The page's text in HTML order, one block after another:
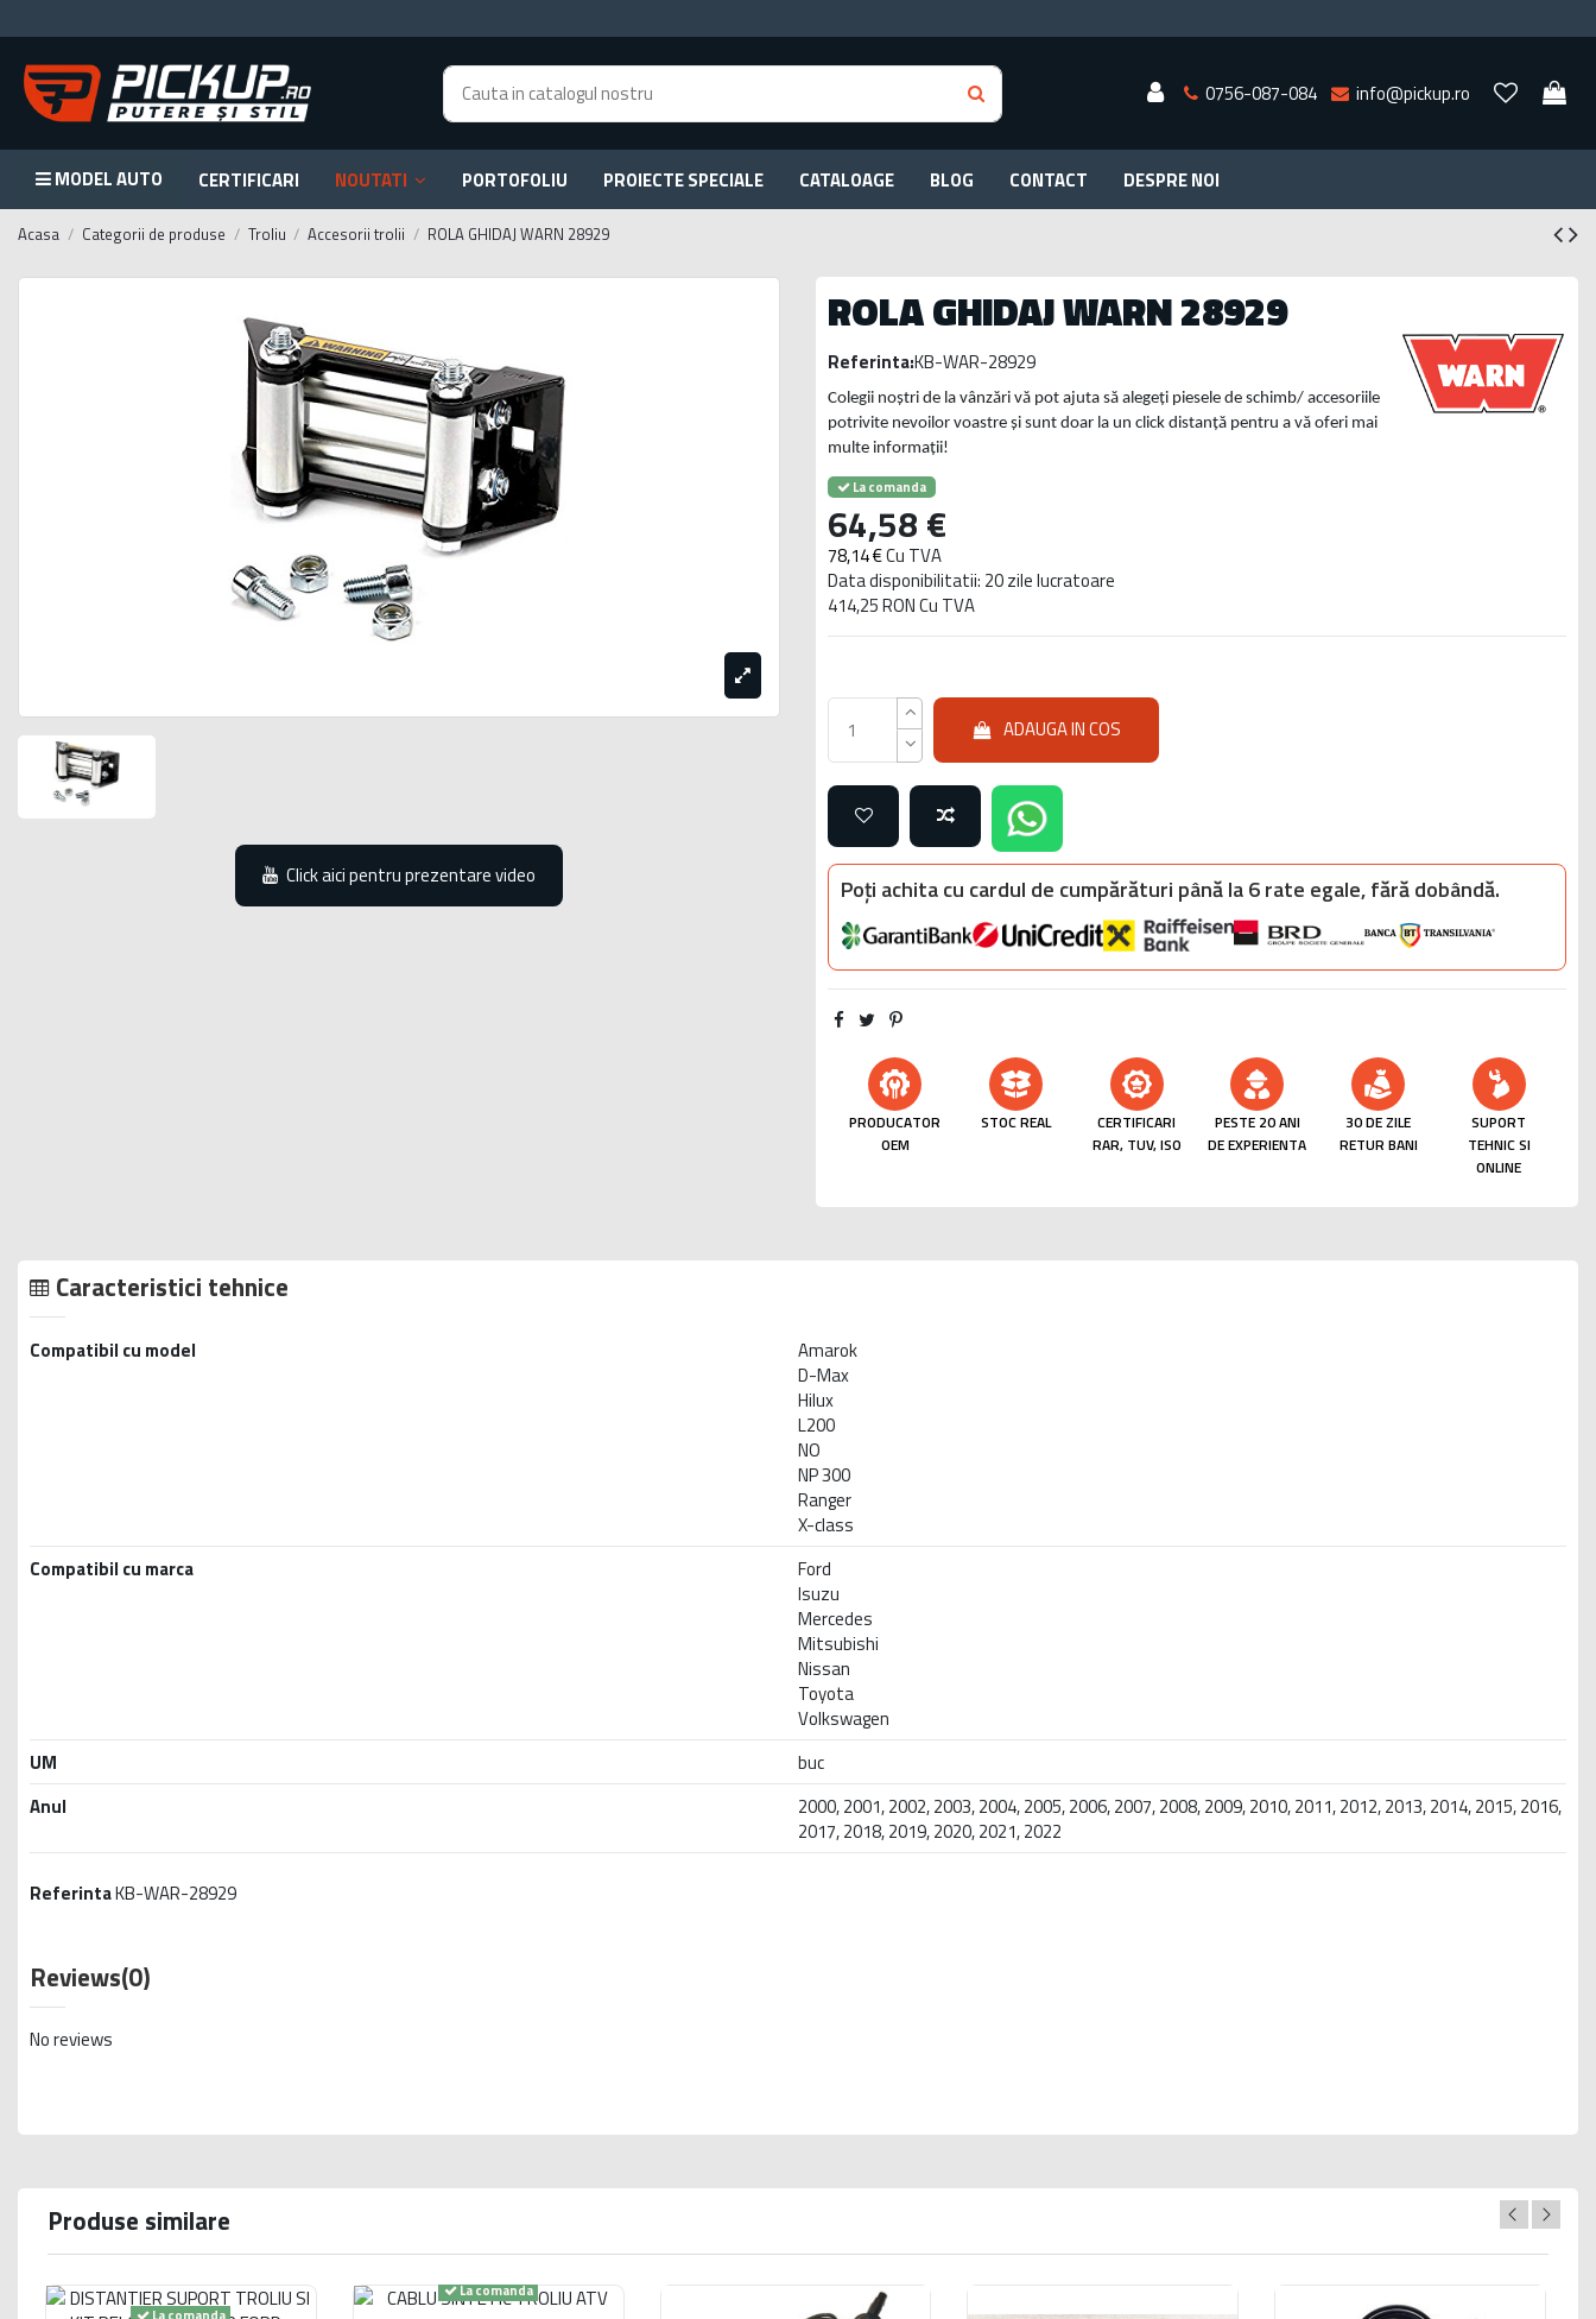
0756-087-084 info@pickup.ro
MODEL AUTO CERTIFICARI NOUTATI PORTOFOLIU PROIECTE SPECIALE CATALOAGE BLOG CONTACT DESPRE NOI
Acasa Categorii de produse Troliu Accesorii trolii ROLA GHIDAJ WARN 28929
Click aici pentru prezentare video
ROLA GHIDAJ WARN 28929
Referinta:KB-WAR-28929
Colegii noștri de la vânzări vă pot ajuta să alegeți piesele de schimb/ accesoriile
potrivite nevoilor voastre și sunt doar la un click distanță pentru a vă oferi mai
multe informații!
La comanda
64,58 €
78,14 €Cu TVA
Data disponibilitatii: 20 zile lucratoare
414,25 RON Cu TVA
ADAUGA IN COS
Poți achita cu cardul de cumpărături până la 6 rate egale, fără dobândă.
PRODUCATOR
OEM
STOC REAL
CERTIFICARI
RAR, TUV, ISO
PESTE 20 ANI
DE EXPERIENTA
30 DE ZILE
RETUR BANI
SUPORT
TEHNIC SI
ONLINE
Caracteristici tehnice
Compatibil cu model
Amarok
D-Max
Hilux
L200
NO
NP 300
Ranger
X-class
Compatibil cu marca
Ford
Isuzu
Mercedes
Mitsubishi
Nissan
Toyota
Volkswagen
UM
buc
Anul
2000, 2001, 2002, 2003, 2004, 2005, 2006, 2007, 2008, 2009, 2010, 2011, 2012, 2013, 2014, 2015, 2016,
2017, 2018, 2019, 2020, 2021, 2022
ReferintaKB-WAR-28929
Reviews(0)
No reviews
Produse similare
La comanda